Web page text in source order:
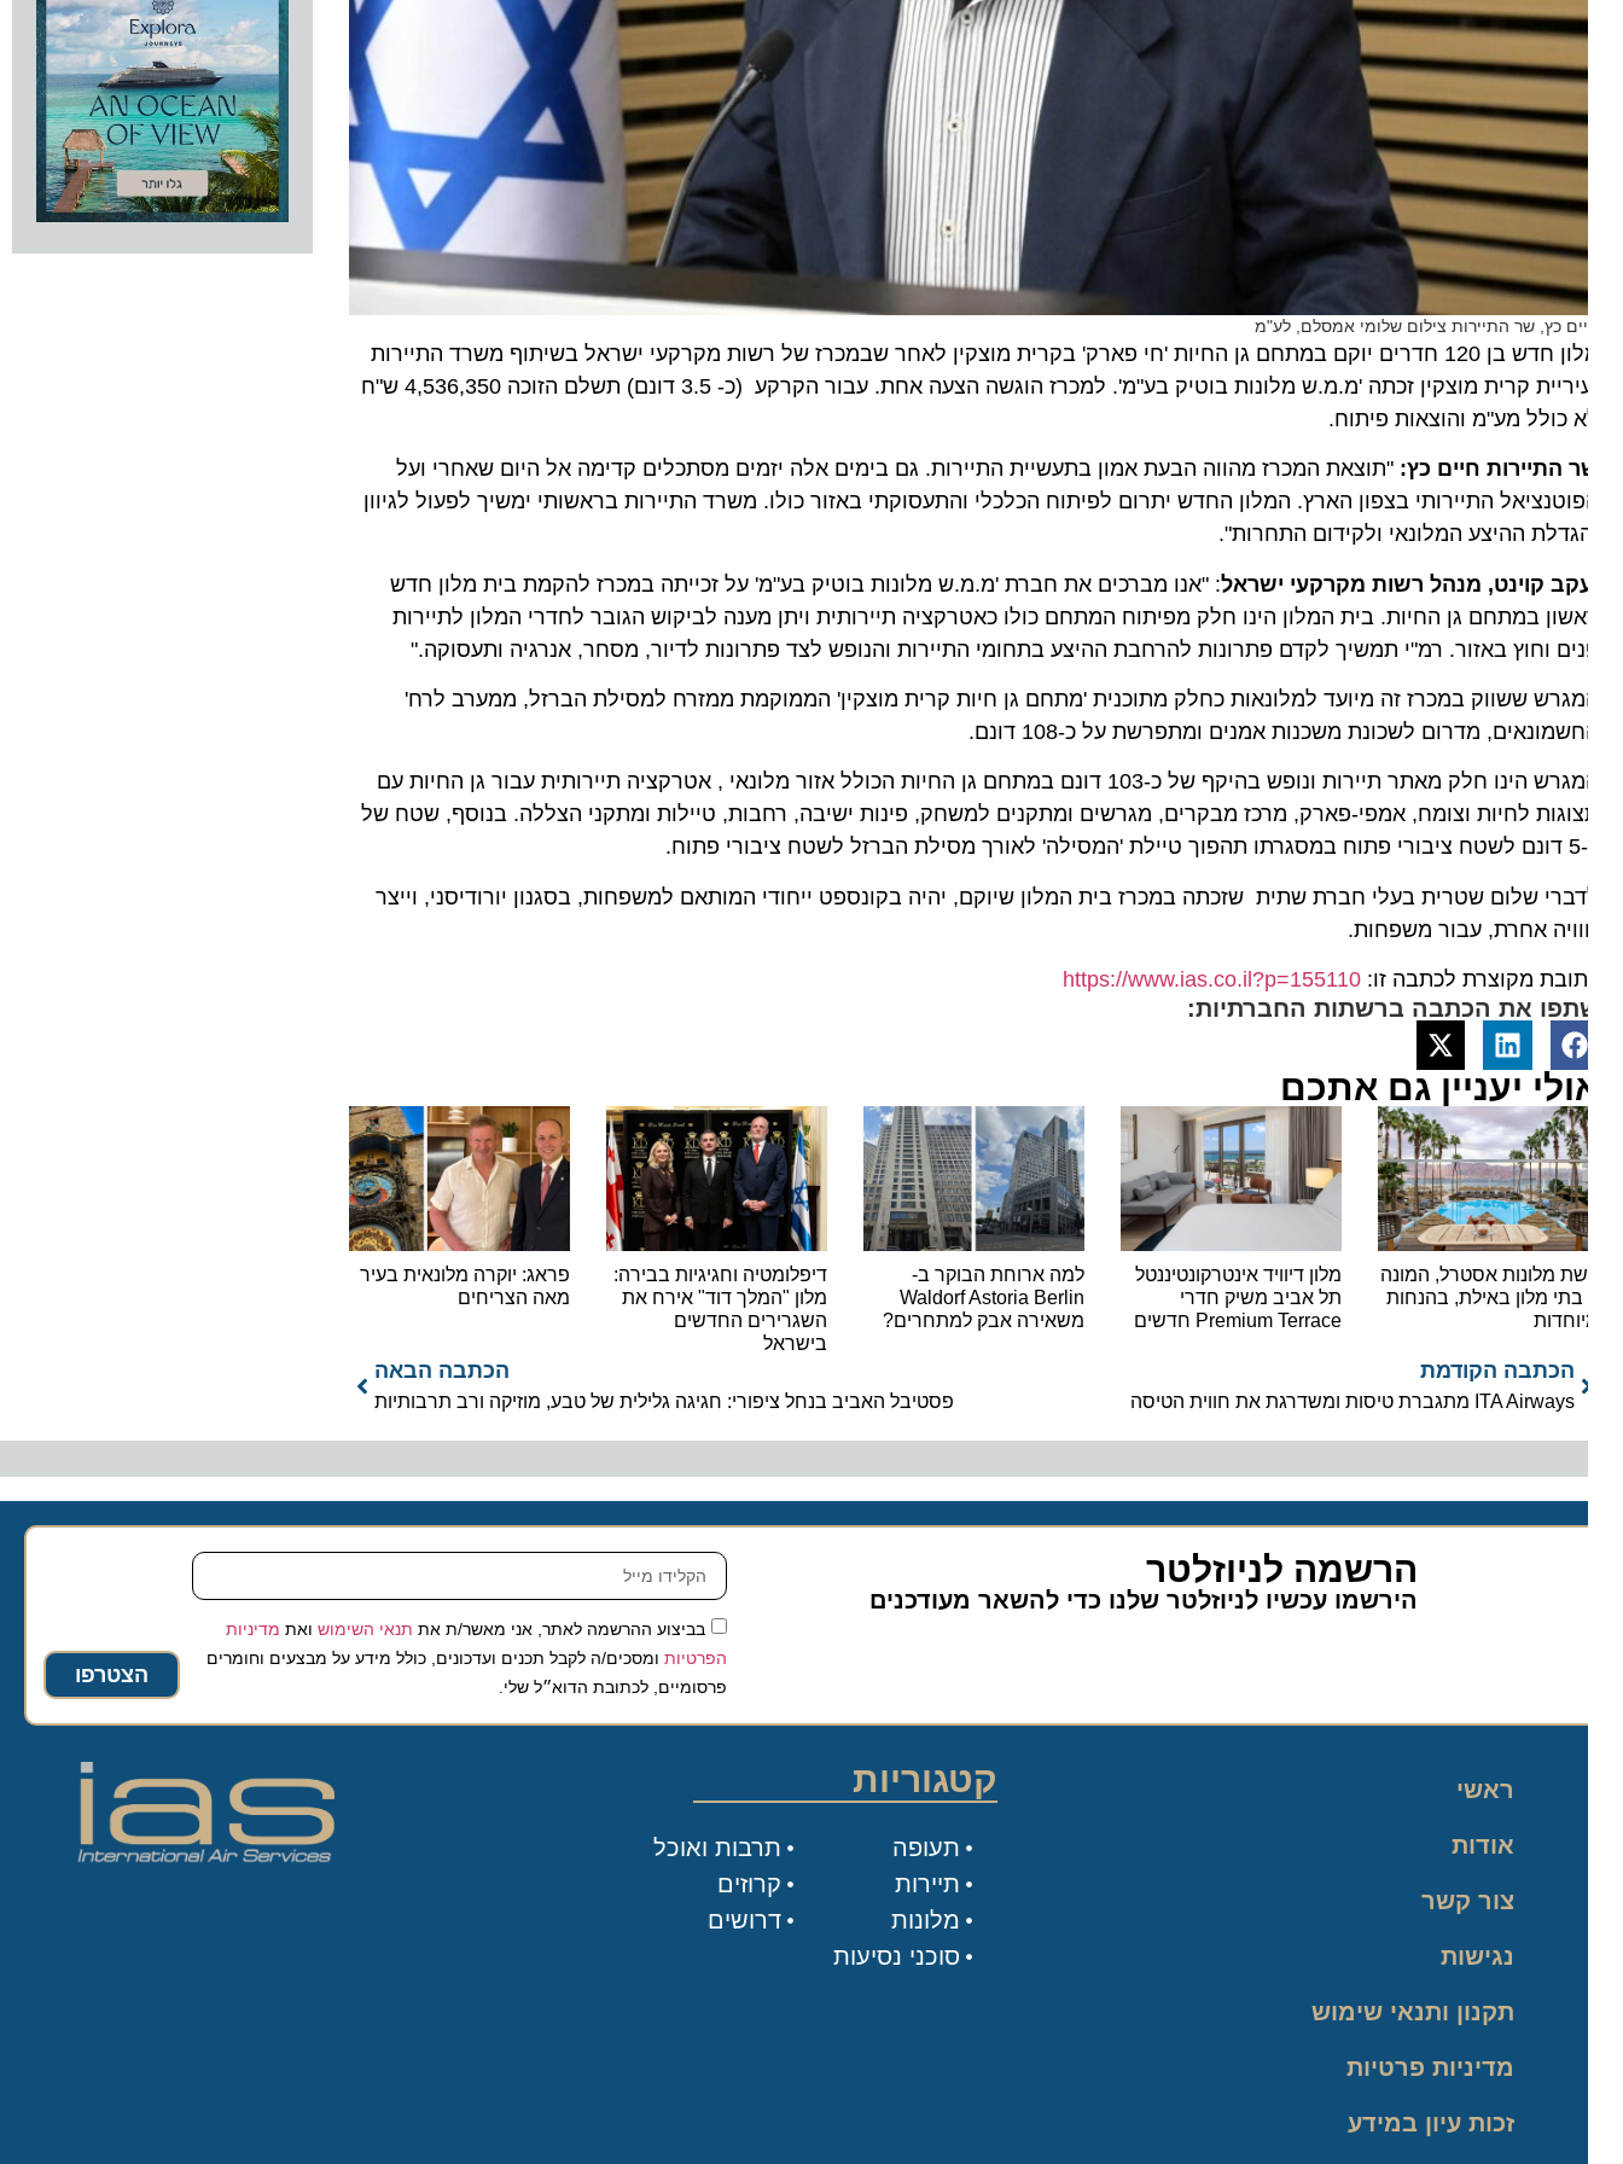
כץ, שר התיירות צילום שלומי אמסלם, לע"מ
מלון חדש בן 120 חדרים יוקם במתחם גן החיות 'חי פארק' בקרית מוצקין לאחר שבמכרז של רשות מקרקעי ישראל בשיתוף משרד התיירות
ועיריית קרית מוצקין זכתה 'מ.מ.ש מלונות בוטיק בע"מ'. למכרז הוגשה הצעה אחת. עבור הקרקע (כ- 3.5 דונם) תשלם הזוכה 4,536,350 ש"ח
כולל מע"מ והוצאות פיתוח.
התיירות חיים כץ:"תוצאת המכרז מהווה הבעת אמון בתעשיית התיירות. גם בימים אלה יזמים מסתכלים קדימה אל היום שאחרי ועל
התיירותי בצפון הארץ. המלון החדש יתרום לפיתוח הכלכלי והתעסוקתי באזור כולו. משרד התיירות בראשותי ימשיך לפעול לגיוון
ההיצע המלונאי ולקידום התחרות".
קוינט, מנהל רשות מקרקעי ישראל: "אנו מברכים את חברת 'מ.מ.ש מלונות בוטיק בע"מ' על זכייתה במכרז להקמת בית מלון חדש
במתחם גן החיות. בית המלון הינו חלק מפיתוח המתחם כולו כאטרקציה תיירותית ויתן מענה לביקוש הגובר לחדרי המלון לתיירות
וחוץ באזור. רמ"י תמשיך לקדם פתרונות להרחבת ההיצע בתחומי התיירות והנופש לצד פתרונות לדיור, מסחר, אנרגיה ותעסוקה."
ששווק במכרז זה מיועד למלונאות כחלק מתוכנית 'מתחם גן חיות קרית מוצקין' הממוקמת ממזרח למסילת הברזל, ממערב לרח'
מדרום לשכונת משכנות אמנים ומתפרשת על כ-108 דונם.
המגרש הינו חלק מאתר תיירות ונופש בהיקף של כ-103 דונם במתחם גן החיות הכולל אזור מלונאי , אטרקציה תיירותית עבור גן החיות עם
לחיות וצומח, אמפי-פארק, מרכז מבקרים, מגרשים ומתקנים למשחק, פינות ישיבה, רחבות, טיילות ומתקני הצללה. בנוסף, שטח של
שלום שטרית בעלי חברת שתית שזכתה במכרז בית המלון שיוקם, יהיה בקונספט ייחודי המותאם למשפחות, בסגנון יורודיסני, וייצר
אחרת, עבור משפחות.
מקוצרת לכתבה זו:https://www.ias.co.il?p=155110
את הכתבה ברשתות החברתיות:
יעניין גם אתכם
מלונות אסטרל, המונה
7 בתי מלון באילת, בהנחות
מלון דיוויד אינטרקונטיננטל
תל אביב משיק חדרי
Premium Terrace חדשים
למה ארוחת הבוקר ב-
Waldorf Astoria Berlin
משאירה אבק למתחרים?
דיפלומטיה וחגיגיות בבירה:
מלון "המלך דוד" אירח את
השגרירים החדשים
בישראל
פראג: יוקרה מלונאית בעיר
מאה הצריחים
הכתבה הקודמת
ITA Airways מתגברת טיסות ומשדרגת את חווית הטיסה
הכתבה הבאה
פסטיבל האביב בנחל ציפורי: חגיגה גלילית של טבע, מוזיקה ורב תרבותיות
הרשמה לניוזלטר
הירשמו עכשיו לניוזלטר שלנו כדי להשאר מעודכנים
בביצוע ההרשמה לאתר, אני מאשר/ת אתתנאי השימושואת מדיניות
הפרטיותומסכים/ה לקבל תכנים ועדכונים, כולל מידע על מבצעים וחומרים
פרסומיים, לכתובת הדוא״ל שלי.
הצטרפו
ראשי
אודות
צור קשר
נגישות
תקנון ותנאי שימוש
מדיניות פרטיות
זכות עיון במידע
קטגוריות
תעופה
תיירות
מלונות
סוכני נסיעות
תרבות ואוכל
קרוזים
דרושים